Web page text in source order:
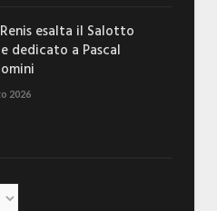
esalta il Salotto
dedicato a Pascal
2026